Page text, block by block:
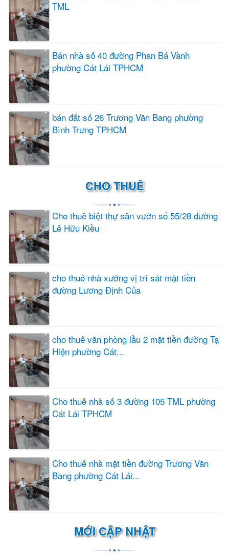
TML
Bán nhà số 40 đường Phan Bá Vành
phường Cát Lái TPHCM
bán đất số 26 Trương Văn Bang phường
Bình Trưng TPHCM
CHO THUÊ
Cho thuê biệt thự sân vườn số 55/28 đường
Lê Hữu Kiều
cho thuê nhà xưởng vị trí sát mặt tiền
đường Lương Định Của
cho thuê văn phòng lầu 2 mặt tiền đường Tạ
Hiện phường Cát...
Cho thuê nhà số 3 đường 105 TML phường
Cát Lái TPHCM
Cho thuê nhà mặt tiền đường Trương Văn
Bang phường Cát Lái...
MỚI CẬP NHẬT